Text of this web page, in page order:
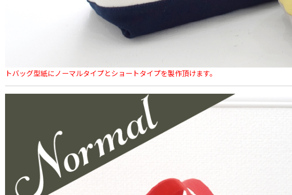
トバッグ型紙にノーマルタイプとショートタイプを製作頂けます。